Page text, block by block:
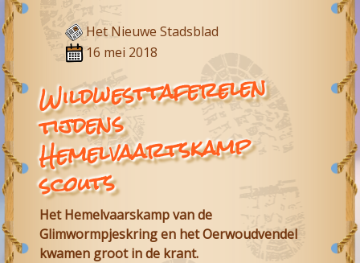
Het Nieuwe Stadsblad
16 mei 2018
Wildwesttaferelen
tijdens
Hemelvaartskamp
scouts
Het Hemelvaarskamp van de
Glimwormpjeskring en het Oerwoudvendel
kwamen groot in de krant.